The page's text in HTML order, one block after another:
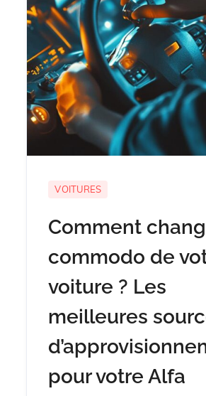
VOITURES
Comment
commodo de
voiture ? Les
meilleures
pour votre Alfa